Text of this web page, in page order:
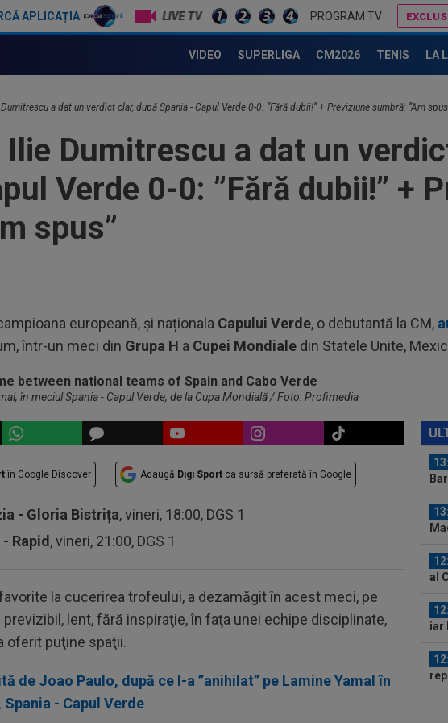
APLICAȚIA LIVE TV PROGRAM TV
VIDEO SUPERLIGA CM2026 TENIS LA
a dat un verdict clar, după Spania - Capul Verde 0-0: ”Fără dubii!” + Previziune sumbră: ”Am
Ilie Dumitrescu a dat un
Verde 0-0: ”Fără dubii!” +
spus”
europeană, şi naționala Capului Verde, o debutantă la CM,
într-un meci din Grupa H a Cupei Mondiale din Statele Unite,
în meciul Spania - Capul Verde, de la Cupa Mondială / Foto: Profimedia
în Google Discover Adaugă Digi Sport ca sursă preferată în Google
- Gloria Bistrița, vineri, 18:00, DGS 1
Rapid , vineri, 21:00, DGS 1
la cucerirea trofeului, a dezamăgit în acest meci, pe
lent, fără inspiraţie, în faţa unei echipe disciplinate,
oferit puţine spaţii.
de Joao Paulo, după ce l-a ”anihilat” pe Lamine Yamal în
- Capul Verde
în
al
iar